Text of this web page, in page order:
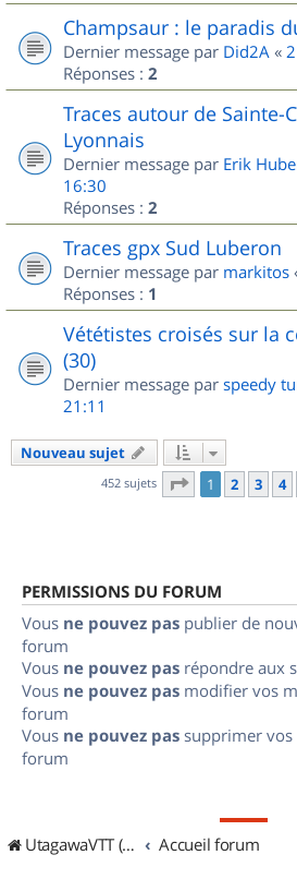
Champsaur : le paradis
Dernier message par Did2A «
Réponses : 2
Traces autour de Sainte-
Lyonnais
Dernier message par Erik
16:30
Réponses : 2
Traces gpx Sud Luberon
Dernier message par markitos
Réponses : 1
Vététistes croisés sur la
(30)
Dernier message par speedy
21:11
Nouveau sujet
452 sujets Page 1sur
1 2 3 4
PERMISSIONS DU FORUM
Vous ne pouvez pas publier de
forum
Vous ne pouvez pas répondre aux
Vous ne pouvez pas modifier vos
forum
Vous ne pouvez pas supprimer vos
forum
UtagawaVTT (Randos VTT et VTTAE avec traces GPS) Accueil forum